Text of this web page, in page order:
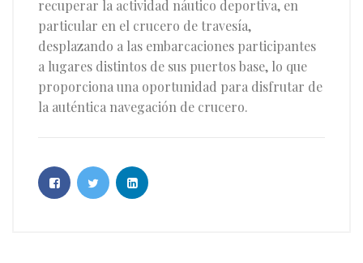
recuperar la actividad náutico deportiva, en
particular en el crucero de travesía,
desplazando a las embarcaciones participantes
a lugares distintos de sus puertos base, lo que
proporciona una oportunidad para disfrutar de
la auténtica navegación de crucero.